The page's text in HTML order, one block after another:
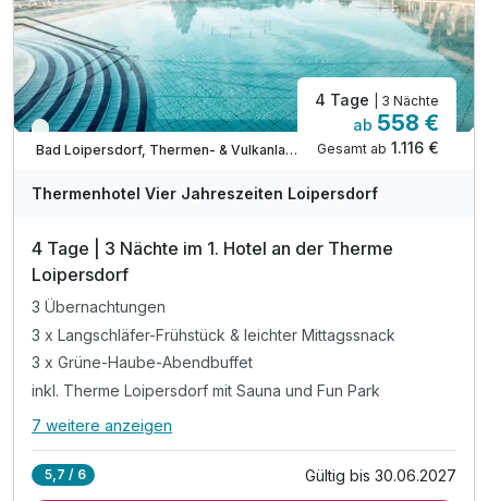
Verlängerungsnächte inkl. 3/4 Pension & Therme
WAR
202
Viele Termine frei
Bad Loipersdorf, Thermen- & Vulkanland Steiermark
4 Tage | 3 Nächte
ab 558 €
Gesamt ab 1.116 €
Thermenhotel Vier Jahreszeiten Loipersdorf
4 Tage | 3 Nächte im 1. Hotel an der Therme
Loipersdorf
3 Übernachtungen
3 x Langschläfer-Frühstück & leichter Mittagssnack
3 x Grüne-Haube-Abendbuffet
inkl. Therme Loipersdorf mit Sauna und Fun Park
Alle Inklusivleistungen
7 weitere anzeigen
5,7 / 6 Gültig bis 30.06.2027